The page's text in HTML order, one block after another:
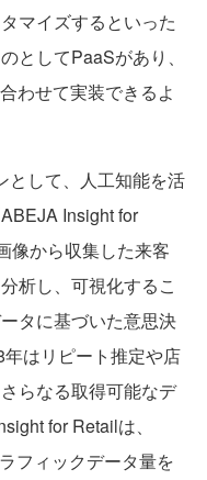
マイズするといった
としてPaaSがあり、
わせて実装できるよ
して、人工知能を活
Insight for
像から収集した来客
析し、可視化するこ
タに基づいた意思決
はリピート推定や店
らなる取得可能なデ
for Retailは、
フィックデータ量を